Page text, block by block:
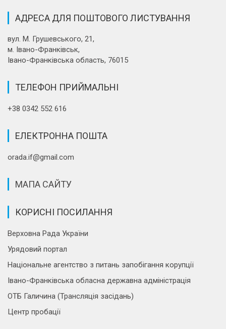
АДРЕСА ДЛЯ ПОШТОВОГО ЛИСТУВАННЯ
вул. М. Грушевського, 21,
м. Івано-Франківськ,
Івано-Франківська область, 76015
ТЕЛЕФОН ПРИЙМАЛЬНІ
+38 0342 552 616
ЕЛЕКТРОННА ПОШТА
orada.if@gmail.com
МАПА САЙТУ
КОРИСНІ ПОСИЛАННЯ
Верховна Рада України
Урядовий портал
Національне агентство з питань запобігання корупції
Івано-Франківська обласна державна адміністрація
ОТБ Галичина (Трансляція засідань)
Центр пробації